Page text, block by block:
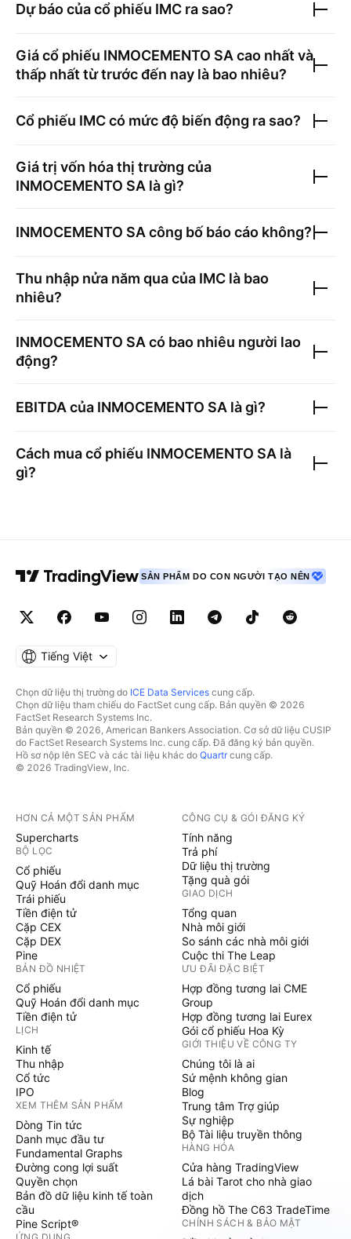
Dự báo của cổ phiếu IMC ra sao?
Giá cổ phiếu INMOCEMENTO SA cao nhất và
thấp nhất từ trước đến nay là bao nhiêu?
Cổ phiếu IMCcó mức độ biến động ra sao?
Giá trị vốn hóa thị trường của
INMOCEMENTO SA là gì?
INMOCEMENTO SA công bố báo cáo không?
Thu nhập nửa năm qua của IMC là bao
nhiêu?
INMOCEMENTO SA có bao nhiêu người lao
động?
EBITDA của INMOCEMENTO SA là gì?
Cách mua cổ phiếu INMOCEMENTO SA là
gì?
SẢN PHẨM DO CON NGƯỜI TẠO NÊN
Tiếng Việt
Chọn dữ liệu thị trường do ICE Data Services cung cấp.
Chọn dữ liệu tham chiếu do FactSet cung cấp. Bản quyền © 2026
FactSet Research Systems Inc.
Bản quyền © 2026, American Bankers Association. Cơ sở dữ liệu CUSIP
do FactSet Research Systems Inc. cung cấp. Đã đăng ký bản quyền.
Hồ sơ nộp lên SEC và các tài liệu khác do Quartrcung cấp.
© 2026 TradingView, Inc.
HƠN CẢ MỘT SẢN PHẨM
Supercharts
BỘ LỌC
Cổ phiếu
Quỹ Hoán đổi danh mục
Trái phiếu
Tiền điện tử
Cặp CEX
Cặp DEX
Pine
BẢN ĐỒ NHIỆT
Cổ phiếu
Quỹ Hoán đổi danh mục
Tiền điện tử
LỊCH
Kinh tế
Thu nhập
Cổ tức
IPO
XEM THÊM SẢN PHẨM
Dòng Tin tức
Danh mục đầu tư
Fundamental Graphs
Đường cong lợi suất
Quyền chọn
Bản đồ dữ liệu kinh tế toàn
cầu
Pine Script®
CÔNG CỤ & GÓI ĐĂNG KÝ
Tính năng
Trả phí
Dữ liệu thị trường
Tặng quà gói
GIAO DỊCH
Tổng quan
Nhà môi giới
So sánh các nhà môi giới
Cuộc thi The Leap
ƯU ĐÃI ĐẶC BIỆT
Hợp đồng tương lai CME
Group
Hợp đồng tương lai Eurex
Gói cổ phiếu Hoa Kỳ
GIỚI THIỆU VỀ CÔNG TY
Chúng tôi là ai
Sứ mệnh không gian
Blog
Trung tâm Trợ giúp
Sự nghiệp
Bộ Tài liệu truyền thông
HÀNG HÓA
Cửa hàng TradingView
Lá bài Tarot cho nhà giao
dịch
Đồng hồ The C63 TradeTime
CHÍNH SÁCH & BẢO MẬT